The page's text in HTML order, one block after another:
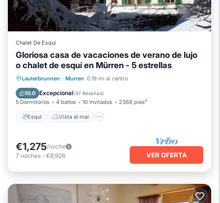
Chalet De Esquí
Gloriosa casa de vacaciones de verano de lujo
o chalet de esquí en Mürren - 5 estrellas
Lauterbrunnen · Murren 0.19 mi al centro
10.0 Excepcional(47 Reseñas)
5 Dormitorios 4 baños 10 Invitados 2368 pies²
Esquí Vista al mar
Esquí Vista al mar
Vistas
€1,275/noche
7 noches - €8,926 VER OFERTA